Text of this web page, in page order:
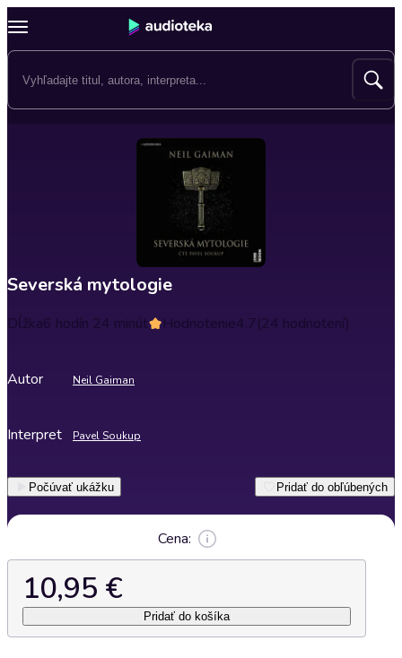
Severská mytologie
Dĺžka6 hodín 24 minút Hodnotenie4.7(24 hodnotení)
Autor Neil Gaiman
Interpret Pavel Soukup
Počúvať ukážku Pridať do obľúbených
Cena:
10,95 €
Pridať do košíka